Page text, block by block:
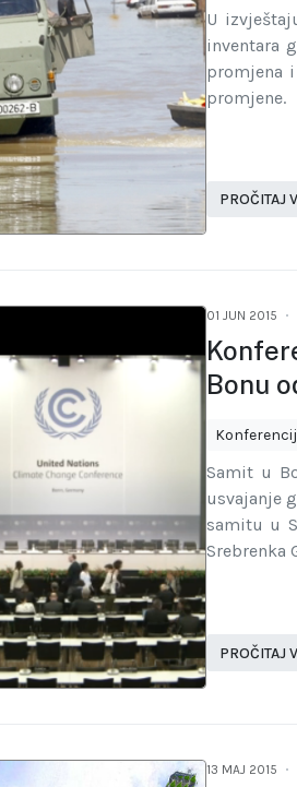
U
inventara
promjena
promjene.
PROČITAJ
01 JUN 2015
Bonu
Samit u
usvajanje
samitu u
Srebrenka
PROČITAJ
13 MAJ 2015